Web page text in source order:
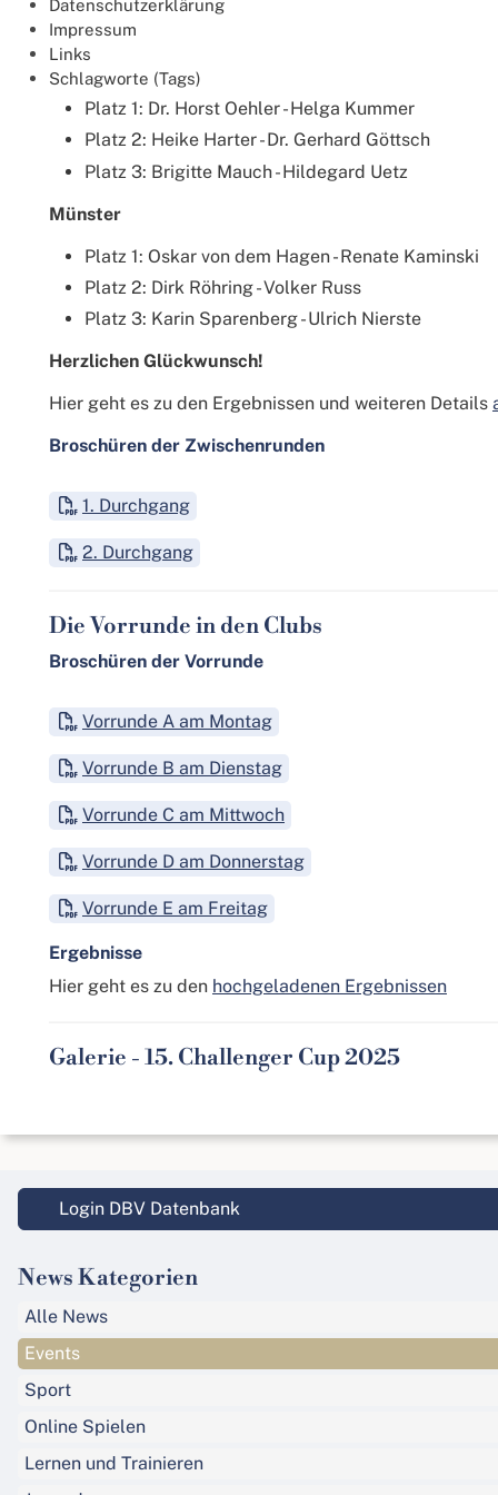
Datenschutzerklärung
Impressum
Links
Schlagworte (Tags)
Platz 3: Bernd Schramm - Birgit Johannsen
Karlsruhe
Platz 1: Dr. Horst Oehler - Helga Kummer
Platz 2: Heike Harter - Dr. Gerhard Göttsch
Platz 3: Brigitte Mauch - Hildegard Uetz
Münster
Platz 1: Oskar von dem Hagen - Renate Kaminski
Platz 2: Dirk Röhring - Volker Russ
Platz 3: Karin Sparenberg - Ulrich Nierste
Herzlichen Glückwunsch!
Hier geht es zu den Ergebnissen und weiteren Details
Broschüren der Zwischenrunden
1. Durchgang
2. Durchgang
Die Vorrunde in den Clubs
Broschüren der Vorrunde
Vorrunde A am Montag
Vorrunde B am Dienstag
Vorrunde C am Mittwoch
Vorrunde D am Donnerstag
Vorrunde E am Freitag
Ergebnisse
Hier geht es zu den hochgeladenen Ergebnissen
Galerie - 15. Challenger Cup 2025
Login DBV Datenbank
News Kategorien
Alle News
Events
Sport
Online Spielen
Lernen und Trainieren